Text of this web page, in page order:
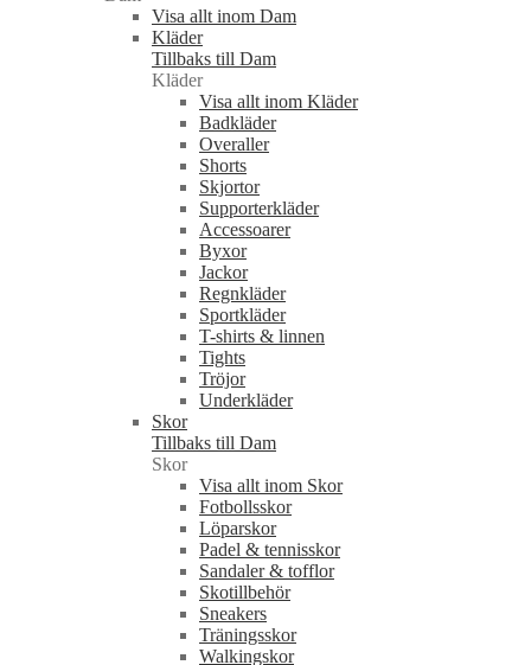
Visa allt inom Dam
Kläder
Tillbaks till Dam
Kläder
Visa allt inom Kläder
Badkläder
Overaller
Shorts
Skjortor
Supporterkläder
Accessoarer
Byxor
Jackor
Regnkläder
Sportkläder
T-shirts & linnen
Tights
Tröjor
Underkläder
Skor
Tillbaks till Dam
Skor
Visa allt inom Skor
Fotbollsskor
Löparskor
Padel & tennisskor
Sandaler & tofflor
Skotillbehör
Sneakers
Träningsskor
Walkingskor